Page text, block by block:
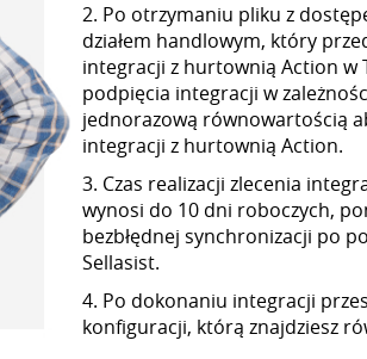
2. Po otrzymaniu pliku z
działem handlowym, który
integracji z hurtownią Action w
podpięcia integracji w
jednorazową równowartością
integracji z hurtownią Action.
3. Czas realizacji zlecenia
wynosi do 10 dni roboczych,
bezbłędnej synchronizacji po
Sellasist.
4. Po dokonaniu integracji
konfiguracji, którą znajdziesz